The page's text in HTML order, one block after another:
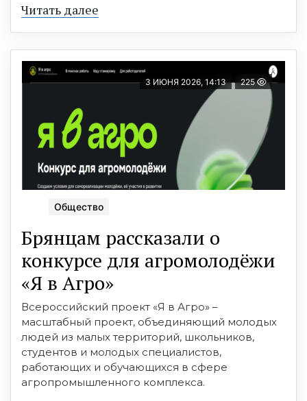
Читать далее
3 ИЮНЯ 2026, 14:13 225
Общество
Брянцам рассказали о
конкурсе для агромолодёжи
«Я в Агро»
Всероссийский проект «Я в Агро» –
масштабный проект, объединяющий молодых
людей из малых территорий, школьников,
студентов и молодых специалистов,
работающих и обучающихся в сфере
агропромышленного комплекса.